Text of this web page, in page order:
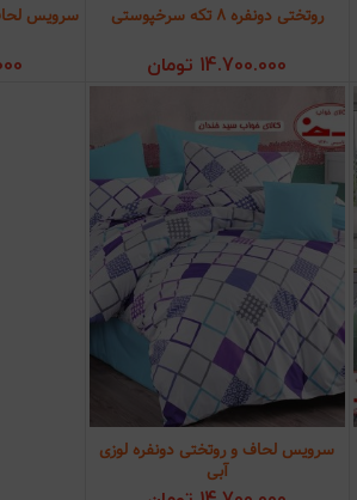
افزودن به سبد خرید
روتختی دونفره 8 تکه سرخپوستی
14.700.000 تومان
سرویس
افزودن به سبد خرید
سرویس لحاف و روتختی دونفره لوزی
آبی